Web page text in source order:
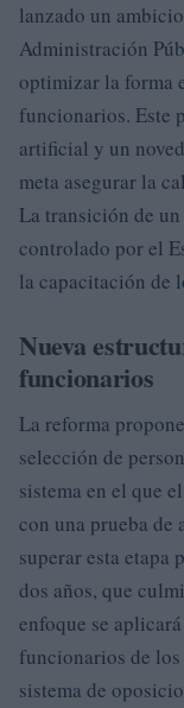
lanzado un
Administración
optimizar la forma
funcionarios. Este
artificial y un
meta asegurar la
La transición de
controlado por el
la capacitación de
Nueva
funcionarios
La reforma
selección de
sistema en el que
con una prueba de
superar esta etapa
dos años, que
enfoque se
funcionarios de
sistema de